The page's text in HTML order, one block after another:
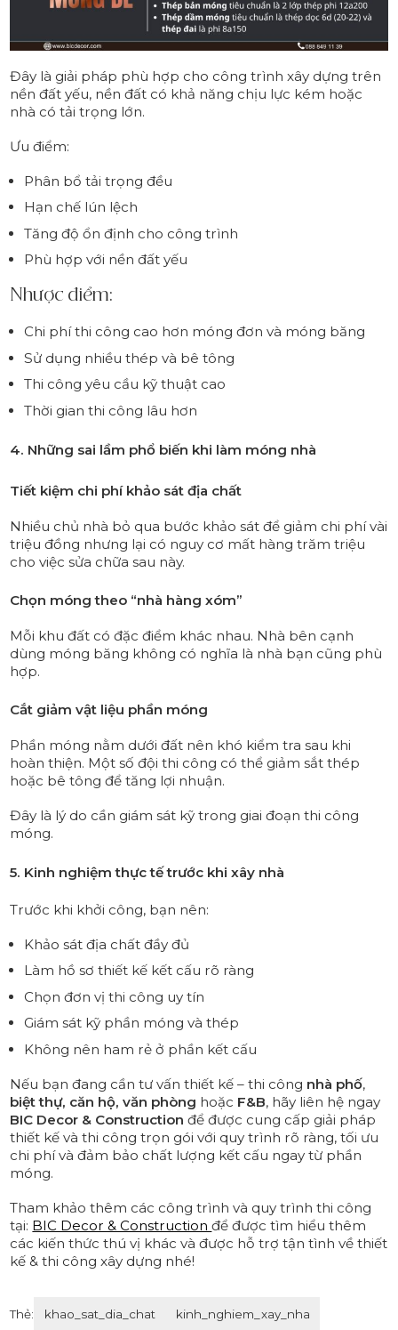
Đây là giải pháp phù hợp cho công trình xây dựng trên
nền đất yếu, nền đất có khả năng chịu lực kém hoặc
nhà có tải trọng lớn.
Ưu điểm:
Phân bổ tải trọng đều
Hạn chế lún lệch
Tăng độ ổn định cho công trình
Phù hợp với nền đất yếu
Nhược điểm:
Chi phí thi công cao hơn móng đơn và móng băng
Sử dụng nhiều thép và bê tông
Thi công yêu cầu kỹ thuật cao
Thời gian thi công lâu hơn
4. Những sai lầm phổ biến khi làm móng nhà
Tiết kiệm chi phí khảo sát địa chất
Nhiều chủ nhà bỏ qua bước khảo sát để giảm chi phí vài
triệu đồng nhưng lại có nguy cơ mất hàng trăm triệu
cho việc sửa chữa sau này.
Chọn móng theo “nhà hàng xóm”
Mỗi khu đất có đặc điểm khác nhau. Nhà bên cạnh
dùng móng băng không có nghĩa là nhà bạn cũng phù
hợp.
Cắt giảm vật liệu phần móng
Phần móng nằm dưới đất nên khó kiểm tra sau khi
hoàn thiện. Một số đội thi công có thể giảm sắt thép
hoặc bê tông để tăng lợi nhuận.
Đây là lý do cần giám sát kỹ trong giai đoạn thi công
móng.
5. Kinh nghiệm thực tế trước khi xây nhà
Trước khi khởi công, bạn nên:
Khảo sát địa chất đầy đủ
Làm hồ sơ thiết kế kết cấu rõ ràng
Chọn đơn vị thi công uy tín
Giám sát kỹ phần móng và thép
Không nên ham rẻ ở phần kết cấu
Nếu bạn đang cần tư vấn thiết kế – thi công nhà phố,
biệt thự, căn hộ, văn phòng hoặc F&B, hãy liên hệ ngay
BIC Decor & Construction để được cung cấp giải pháp
thiết kế và thi công trọn gói với quy trình rõ ràng, tối ưu
chi phí và đảm bảo chất lượng kết cấu ngay từ phần
móng.
Tham khảo thêm các công trình và quy trình thi công
tại: BIC Decor & Constructionđể được tìm hiểu thêm
các kiến thức thú vị khác và được hỗ trợ tận tình về thiết
kế & thi công xây dựng nhé!
Thẻ: khao_sat_dia_chat kinh_nghiem_xay_nha